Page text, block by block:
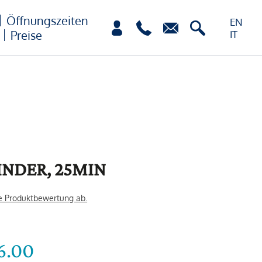
EN
IT
Öffnungszeiten
Preise
25MIN
Produktbewertung ab.